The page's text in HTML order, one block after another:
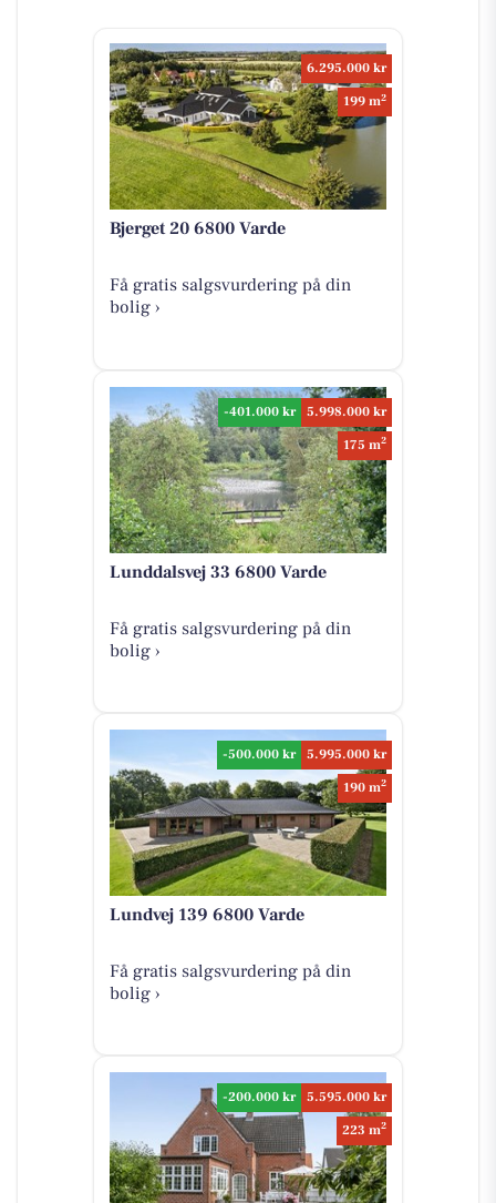
6.295.000 kr
199 m2
Bjerget 20 6800 Varde
Få gratis salgsvurdering på din
bolig ›
-401.000 kr
5.998.000 kr
175 m2
Lunddalsvej 33 6800 Varde
Få gratis salgsvurdering på din
bolig ›
-500.000 kr
5.995.000 kr
190 m2
Lundvej 139 6800 Varde
Få gratis salgsvurdering på din
bolig ›
-200.000 kr
5.595.000 kr
223 m2